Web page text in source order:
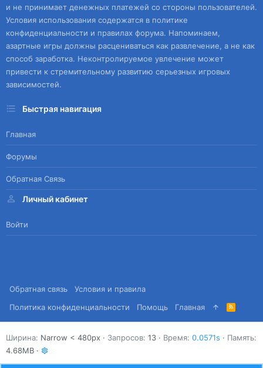
и не принимает денежных платежей со стороны пользователей.
Условия использования содержатся в политике
конфиденциальности и правилах форума. Напоминаем,
азартные игры должны расцениваться как развлечение, а не как
способ заработка. Неконтролируемое увлечение может
привести к стремительному развитию серьезных игровых
зависимостей.
Быстрая навигация
Главная
Форумы
Обратная Связь
Личный кабинет
Войти
Обратная связь
Условия и правила
Политика конфиденциальности
Помощь Главная
R
S
S
Ширина Запросов 13 Время 0.0571s
Память
4.68MB